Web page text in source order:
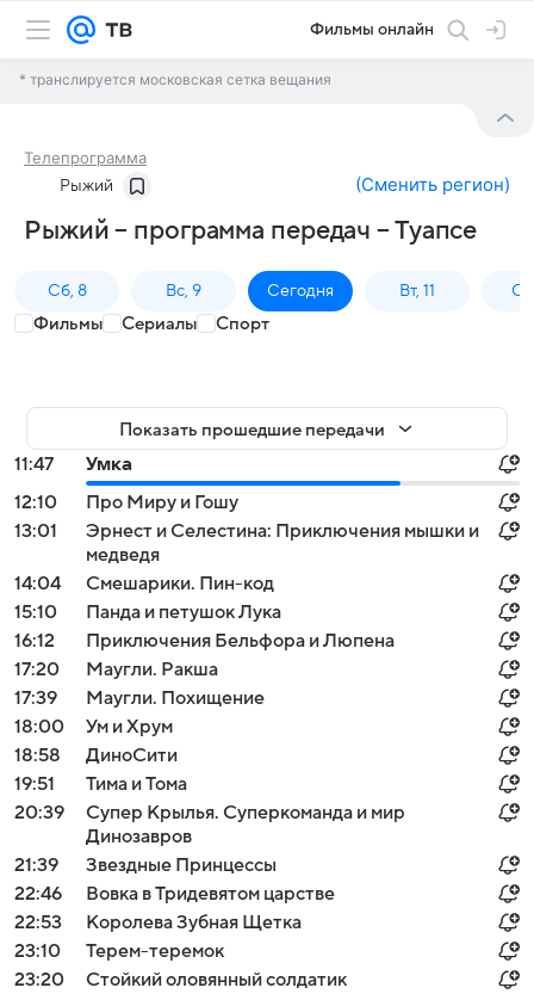
Фильмы онлайн
* транслируется московская сетка вещания
Телепрограмма
Рыжий (Сменить регион)
Рыжий – программа передач – Туапсе
Сб, 8 Вс, 9 Сегодня Вт, 11
Фильмы Сериалы Спорт
Показать прошедшие передачи
11:47
Умка
12:10
Про Миру и Гошу
13:01
Эрнест и Селестина: Приключения мышки и
медведя
14:04
Смешарики. Пин-код
15:10
Панда и петушок Лука
16:12
Приключения Бельфора и Люпена
17:20
Маугли. Ракша
17:39
Маугли. Похищение
18:00
Ум и Хрум
18:58
ДиноСити
19:51
Тима и Тома
20:39
Супер Крылья. Суперкоманда и мир
Динозавров
21:39
Звездные Принцессы
22:46
Вовка в Тридевятом царстве
22:53
Королева Зубная Щетка
23:10
Терем-теремок
23:20
Стойкий оловянный солдатик